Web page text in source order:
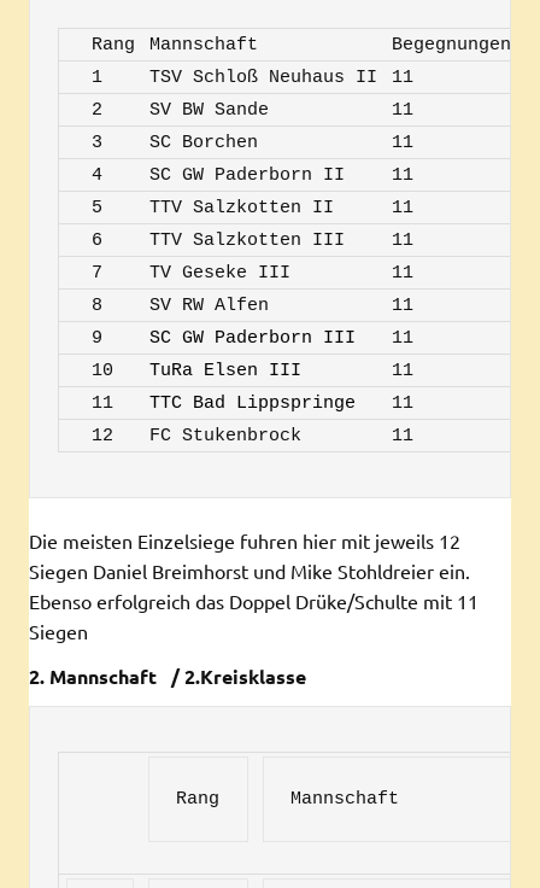
Rang Mannschaft Begegnungen
1
TSV Schloß Neuhaus II 11
2
SV BW Sande 11
3
SC Borchen 11
4
SC GW Paderborn II 11
5
TTV Salzkotten II 11
6
TTV Salzkotten III 11
7
TV Geseke III 11
8
SV RW Alfen 11
9
SC GW Paderborn III 11
10
TuRa Elsen III 11
11
TTC Bad Lippspringe 11
12
FC Stukenbrock 11
Die meisten Einzelsiege fuhren hier mit jeweils 12
Siegen Daniel Breimhorst und Mike Stohldreier ein.
Ebenso erfolgreich das Doppel Drüke/Schulte mit 11
Siegen
2. Mannschaft / 2.Kreisklasse
Rang Mannschaft